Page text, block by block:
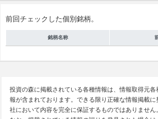
前回チェックした個別銘柄。
銘柄名称
投資の森に掲載されている各種情報は、情報取得元
報が含まれております。できる限り正確な情報掲載
社において内容を完全に保証するものではありません